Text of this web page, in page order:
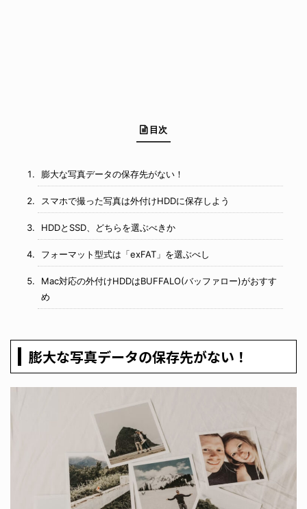
目次
膨大な写真データの保存先がない！
スマホで撮った写真は外付けHDDに保存しよう
HDDとSSD、どちらを選ぶべきか
フォーマット型式は「exFAT」を選ぶべし
Mac対応の外付けHDDはBUFFALO(バッファロー)がおすす
め
膨大な写真データの保存先がない！